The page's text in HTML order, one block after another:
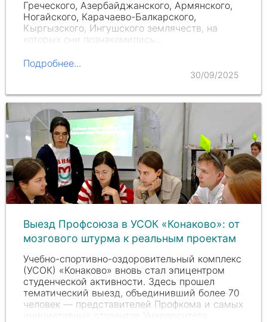
Греческого, Азербайджанского, Армянского,
Ногайского, Карачаево-Балкарского,
Кыргызского, Ингушского землячеств, на
которых они познакомились…
Подробнее...
30/09/2025
Выезд Профсоюза в УСОК «Конаково»: от
мозгового штурма к реальным проектам
Учебно-спортивно-оздоровительный комплекс
(УСОК) «Конаково» вновь стал эпицентром
студенческой активности. Здесь прошел
тематический выезд, объединивший более 70
человек — представителей Профкома и самых
инициативных студентов Университета.